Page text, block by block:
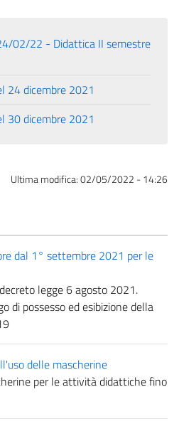
02/22 - Didattica II semestre
24 dicembre 2021
30 dicembre 2021
Ultima modifica:02/05/2022 - 14:26
dal 1° settembre 2021 per le
legge 6 agosto 2021.
di possesso ed esibizione della
delle mascherine
per le attività didattiche fino